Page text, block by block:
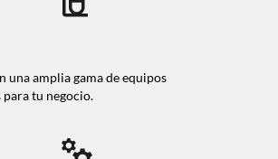
una amplia gama de equipos
tu negocio.